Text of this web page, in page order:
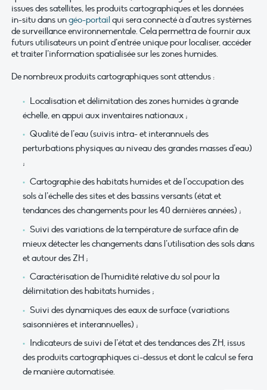
issues des satellites, les produits cartographiques et les données
in-situ dans ungéo-portail qui sera connecté à d’autres systèmes
de surveillance environnementale. Cela permettra de fournir aux
futurs utilisateurs un point d’entrée unique pour localiser, accéder
et traiter l’information spatialisée sur les zones humides.
De nombreux produits cartographiques sont attendus :
Localisation et délimitation des zones humides à grande
échelle, en appui aux inventaires nationaux ;
Qualité de l’eau (suivis intra- et interannuels des
perturbations physiques au niveau des grandes masses d’eau)
;
Cartographie des habitats humides et de l’occupation des
sols à l’échelle des sites et des bassins versants (état et
tendances des changements pour les 40 dernières années) ;
Suivi des variations de la température de surface afin de
mieux détecter les changements dans l’utilisation des sols dans
et autour des ZH ;
Caractérisation de l’humidité relative du sol pour la
délimitation des habitats humides ;
Suivi des dynamiques des eaux de surface (variations
saisonnières et interannuelles) ;
Indicateurs de suivi de l’état et des tendances des ZH, issus
des produits cartographiques ci-dessus et dont le calcul se fera
de manière automatisée.